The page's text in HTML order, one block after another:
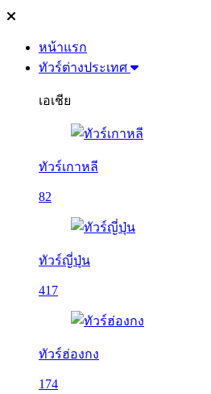
หน้าแรก
ทัวร์ต่างประเทศ
เอเชีย
ทัวร์เกาหลี
82
ทัวร์ญี่ปุ่น
417
ทัวร์ฮ่องกง
174